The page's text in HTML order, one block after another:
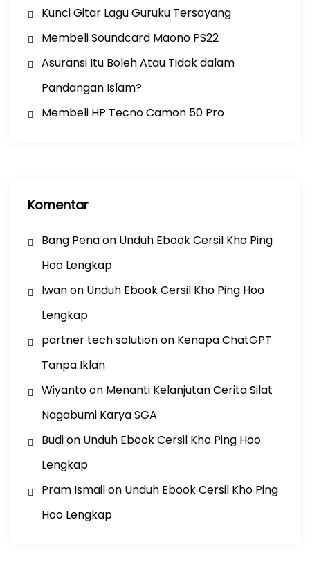
Kunci Gitar Lagu Guruku Tersayang
Membeli Soundcard Maono PS22
Asuransi Itu Boleh Atau Tidak dalam
Pandangan Islam?
Membeli HP Tecno Camon 50 Pro
Komentar
Bang Penaon Unduh Ebook Cersil Kho Ping
Hoo Lengkap
Iwanon Unduh Ebook Cersil Kho Ping Hoo
Lengkap
partner tech solutionon Kenapa ChatGPT
Tanpa Iklan
Wiyantoon Menanti Kelanjutan Cerita Silat
Nagabumi Karya SGA
Budion Unduh Ebook Cersil Kho Ping Hoo
Lengkap
Pram Ismailon Unduh Ebook Cersil Kho Ping
Hoo Lengkap